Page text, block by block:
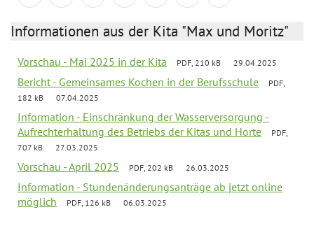
Informationen aus der Kita "Max und Moritz"
Vorschau - Mai 2025 in der Kita PDF, 210 kB 29.04.2025
Bericht - Gemeinsames Kochen in der Berufsschule
PDF,
182 kB
07.04.2025
Information - Einschränkung der Wasserversorgung -
Aufrechterhaltung des Betriebs der Kitas und Horte
PDF,
707 kB
27.03.2025
Vorschau - April 2025 PDF, 202 kB 26.03.2025
Information - Stundenänderungsanträge ab jetzt online
möglich
PDF, 126 kB 06.03.2025